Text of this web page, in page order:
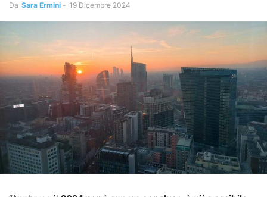
Da Sara Ermini - 19 Dicembre 2024